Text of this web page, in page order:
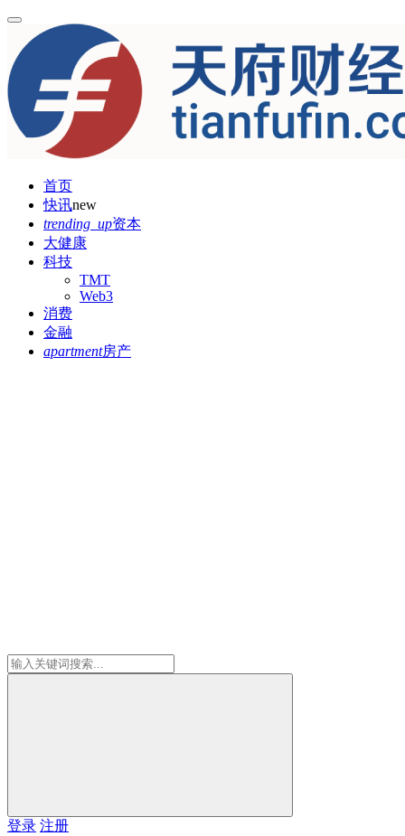
首页
快讯new
trending_up资本
大健康
科技
TMT
Web3
消费
金融
apartment房产
登录 注册